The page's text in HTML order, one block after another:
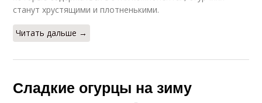
станут хрустящими и плотненькими.
Читать дальше →
Сладкие огурцы на зиму